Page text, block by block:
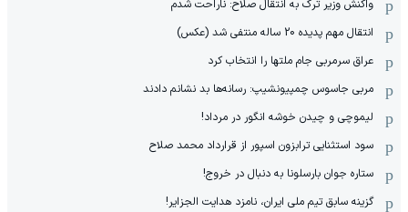
واکنش وزیر ترک به انتقال صلاح: ناراحت شدم
انتقال مهم پدیده 20 ساله منتفی شد (عکس)
عراق سرمربی جام ملتها را انتخاب کرد
مربی جاسوس چمپیونشیپ: رسانه‌ها بد نشانم دادند
لیموچی و چیدن خوشه انگور در مرداد!
سود استثنایی ترابزون اسپور از قرارداد محمد صلاح
ستاره جوان بارسلونا به دنبال در خروج!
گزینه سابق تیم ملی ایران، نامزد هدایت الجزایر!